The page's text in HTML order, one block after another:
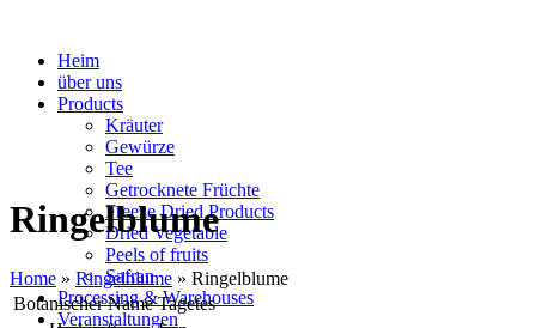
Heim
über uns
Products
Kräuter
Gewürze
Tee
Getrocknete Früchte
Freeze Dried Products
Dried Vegetable
Peels of fruits
Safran
Processing & Warehouses
Veranstaltungen
Ringelblume
Home » Ringelblume » Ringelblume
Botanischer Name Tagetes